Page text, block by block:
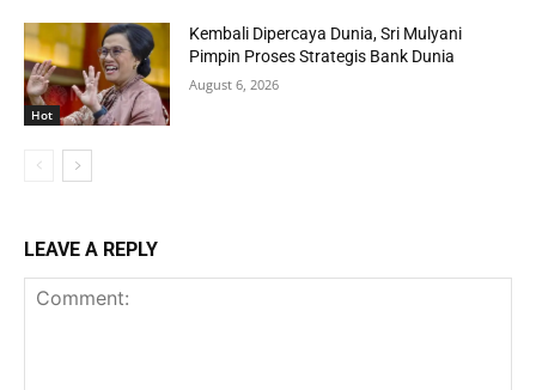
Hot
Kembali Dipercaya Dunia, Sri Mulyani
Pimpin Proses Strategis Bank Dunia
August 6, 2026
LEAVE A REPLY